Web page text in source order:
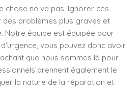
chose ne va pas. Ignorer ces
des problèmes plus graves et
Notre équipe est équipée pour
vous pouvez donc avoir
que nous sommes là pour
prennent également le
la nature de la réparation et